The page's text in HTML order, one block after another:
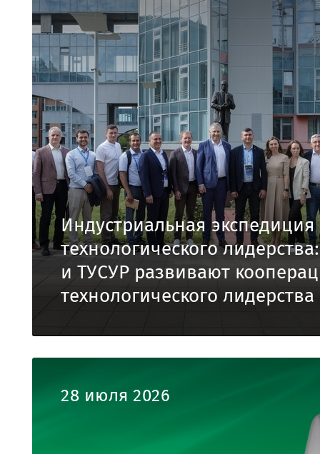
Индустриальная
технологического
и ТУСУР развивают
технологического лидерства
28 июля 2026